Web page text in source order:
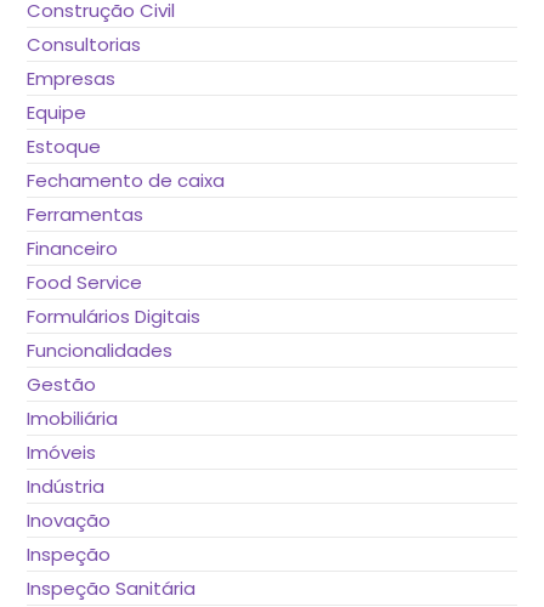
Construção Civil
Consultorias
Empresas
Equipe
Estoque
Fechamento de caixa
Ferramentas
Financeiro
Food Service
Formulários Digitais
Funcionalidades
Gestão
Imobiliária
Imóveis
Indústria
Inovação
Inspeção
Inspeção Sanitária